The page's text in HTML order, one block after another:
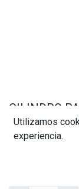
CILINDRO
2011, 2503,
Utilizamos
experiencia.